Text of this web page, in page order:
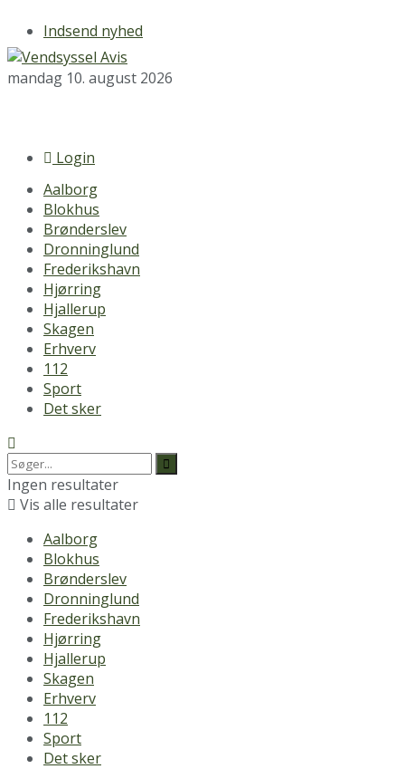
Indsend nyhed
mandag 10. august 2026
Login
Aalborg
Blokhus
Brønderslev
Dronninglund
Frederikshavn
Hjørring
Hjallerup
Skagen
Erhverv
112
Sport
Det sker
Ingen resultater
Vis alle resultater
Aalborg
Blokhus
Brønderslev
Dronninglund
Frederikshavn
Hjørring
Hjallerup
Skagen
Erhverv
112
Sport
Det sker